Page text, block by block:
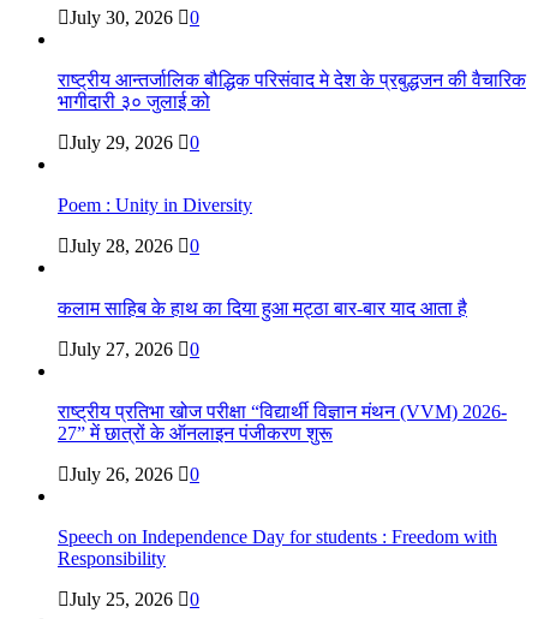
July 30, 2026
0
राष्ट्रीय आन्तर्जालिक बौद्धिक परिसंवाद मे देश के प्रबुद्धजन की वैचारिक
भागीदारी ३० जुलाई को
July 29, 2026
0
Poem : Unity in Diversity
July 28, 2026
0
कलाम साहिब के हाथ का दिया हुआ मट्ठा बार-बार याद आता है
July 27, 2026
0
राष्ट्रीय प्रतिभा खोज परीक्षा “विद्यार्थी विज्ञान मंथन (VVM) 2026-
27” में छात्रों के ऑनलाइन पंजीकरण शुरू
July 26, 2026
0
Speech on Independence Day for students : Freedom with
Responsibility
July 25, 2026
0